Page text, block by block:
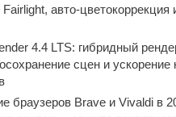
Fairlight, авто-цветокоррекция
4.4 LTS: гибридный
сцен и ускорение
браузеров Brave и Vivaldi в